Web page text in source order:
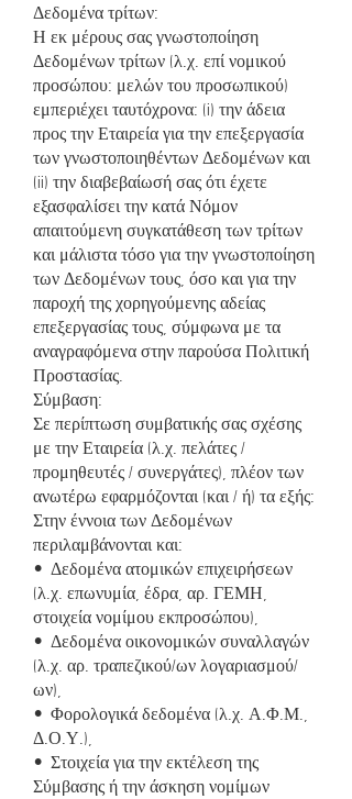
Δεδομένα τρίτων:
Η εκ μέρους σας γνωστοποίηση
Δεδομένων τρίτων (λ.χ. επί νομικού
προσώπου: μελών του προσωπικού)
εμπεριέχει ταυτόχρονα: (i) την άδεια
προς την Εταιρεία για την επεξεργασία
των γνωστοποιηθέντων Δεδομένων και
(ii) την διαβεβαίωσή σας ότι έχετε
εξασφαλίσει την κατά Νόμον
απαιτούμενη συγκατάθεση των τρίτων
και μάλιστα τόσο για την γνωστοποίηση
των Δεδομένων τους, όσο και για την
παροχή της χορηγούμενης αδείας
επεξεργασίας τους, σύμφωνα με τα
αναγραφόμενα στην παρούσα Πολιτική
Προστασίας.
Σύμβαση:
Σε περίπτωση συμβατικής σας σχέσης
με την Εταιρεία (λ.χ. πελάτες /
προμηθευτές / συνεργάτες), πλέον των
ανωτέρω εφαρμόζονται (και / ή) τα εξής:
Στην έννοια των Δεδομένων
περιλαμβάνονται και:
• Δεδομένα ατομικών επιχειρήσεων
(λ.χ. επωνυμία, έδρα, αρ. ΓΕΜΗ,
στοιχεία νομίμου εκπροσώπου),
• Δεδομένα οικονομικών συναλλαγών
(λ.χ. αρ. τραπεζικού/ων λογαριασμού/
ων),
• Φορολογικά δεδομένα (λ.χ. Α.Φ.Μ.,
Δ.Ο.Υ.),
• Στοιχεία για την εκτέλεση της
Σύμβασης ή την άσκηση νομίμων